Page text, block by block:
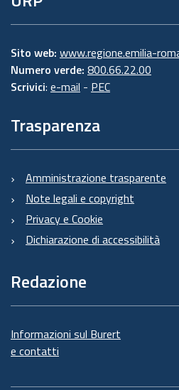
Sito web: www.regione.emilia-
Numero verde: 800.66.22.00
Scrivici: e-mail - PEC
Trasparenza
Amministrazione trasparente
Note legali e copyright
Privacy e Cookie
Dichiarazione di accessibilità
Redazione
Informazioni sul Burert
e contatti